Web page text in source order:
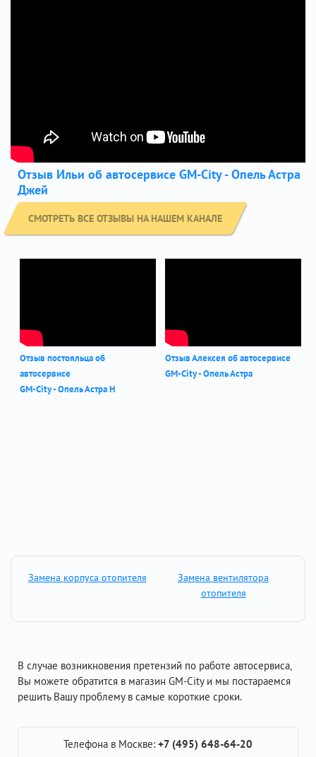
Отзыв Ильи об автосервисе GM-City - Опель Астра
Джей
СМОТРЕТЬ ВСЕ ОТЗЫВЫ НА НАШЕМ КАНАЛЕ
Отзыв постояльца об
автосервисе
GM-City - Опель Астра Н
Отзыв Алексея об автосервисе
GM-City - Опель Астра
Замена корпуса отопителя
Замена вентилятора
отопителя
В случае возникновения претензий по работе автосервиса,
Вы можете обратится в магазин GM-City и мы постараемся
решить Вашу проблему в самые короткие сроки.
Телефона в Москве: +7 (495) 648-64-20